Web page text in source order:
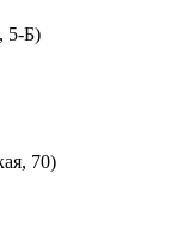
5-Б)
70)